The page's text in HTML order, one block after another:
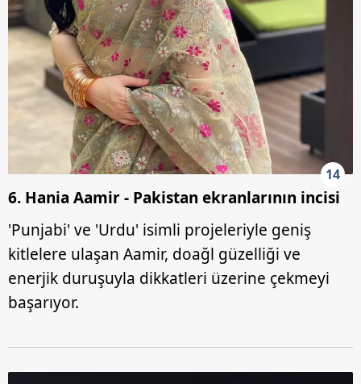
14
6. Hania Aamir - Pakistan ekranlarının incisi
'Punjabi' ve 'Urdu' isimli projeleriyle geniş
kitlelere ulaşan Aamir, doağl güzelliği ve
enerjik duruşuyla dikkatleri üzerine çekmeyi
başarıyor.